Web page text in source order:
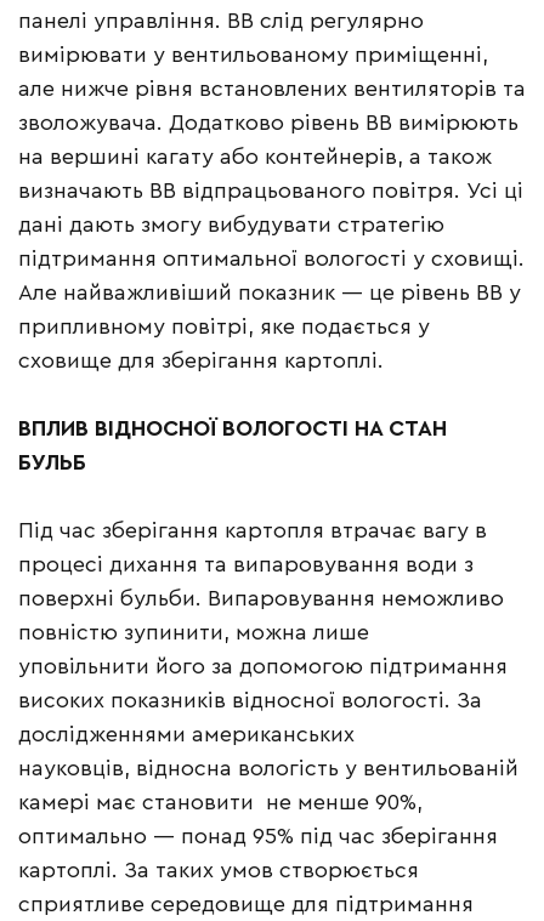
панелі управління. ВВ слід регулярно
вимірювати у вентильованому приміщенні,
але нижче рівня встановлених вентиляторів та
зволожувача. Додатково рівень ВВ вимірюють
на вершині кагату або контейнерів, а також
визначають ВВ відпрацьованого повітря. Усі ці
дані дають змогу вибудувати стратегію
підтримання оптимальної вологості у сховищі.
Але найважливіший показник — це рівень ВВ у
припливному повітрі, яке подається у
сховище для зберігання картоплі.
ВПЛИВ ВІДНОСНОЇ ВОЛОГОСТІ НА СТАН
БУЛЬБ
Під час зберігання картопля втрачає вагу в
процесі дихання та випаровування води з
поверхні бульби. Випаровування неможливо
повністю зупинити, можна лише
уповільнити його за допомогою підтримання
високих показників відносної вологості. За
дослідженнями американських
науковців, відносна вологість у вентильованій
камері має становити не менше 90%,
оптимально — понад 95% під час зберігання
картоплі. За таких умов створюється
сприятливе середовище для підтримання